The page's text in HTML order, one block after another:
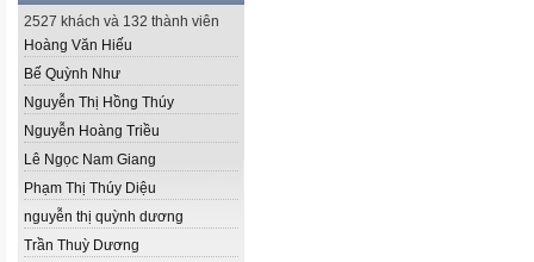
2527 khách và 132 thành viên
Hoàng Văn Hiếu
Bế Quỳnh Như
Nguyễn Thị Hồng Thúy
Nguyễn Hoàng Triều
Lê Ngọc Nam Giang
Phạm Thị Thúy Diệu
nguyễn thị quỳnh dương
Trần Thuỳ Dương